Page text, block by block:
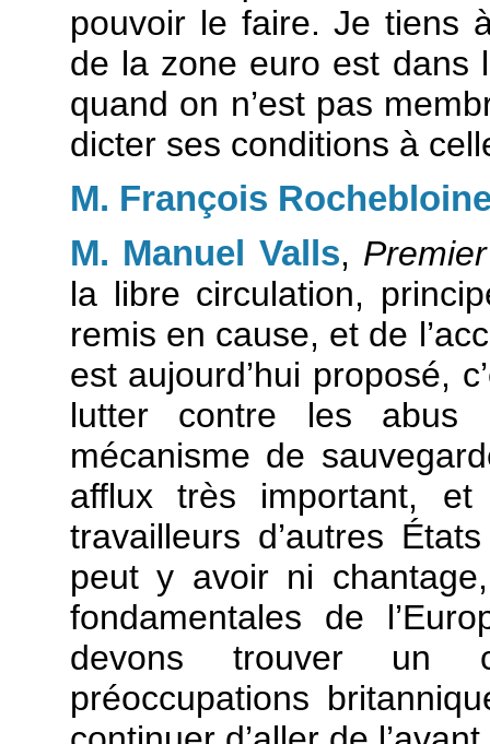
pouvoir le faire. Je tiens
de la zone euro est dans
quand on n’est pas
dicter ses conditions à
M. François
M. Manuel Valls,
la libre circulation,
remis en cause, et de
est aujourd’hui proposé,
lutter contre les abus
mécanisme de
afflux très important, et
travailleurs d’autres
peut y avoir ni
fondamentales de
devons trouver un
préoccupations